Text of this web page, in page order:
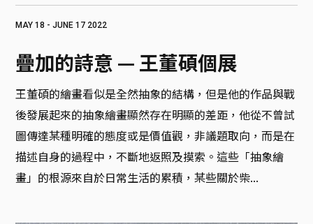
MAY 18 - JUNE 17 2022
疊加的詩意‬ — 王董碩個展
王董碩的繪畫看似是全然抽象的結構，但是他的作品與戰
後發展起來的抽象繪畫顯然存在明顯的差距，他從不曾試
圖傳達某種明確的態度或是價值觀，非議題取向，而是在
描述自身的過程中，不斷地返照及摸索。這些「抽象繪
畫」的根源來自於日常生活的累積，某些關於柴...